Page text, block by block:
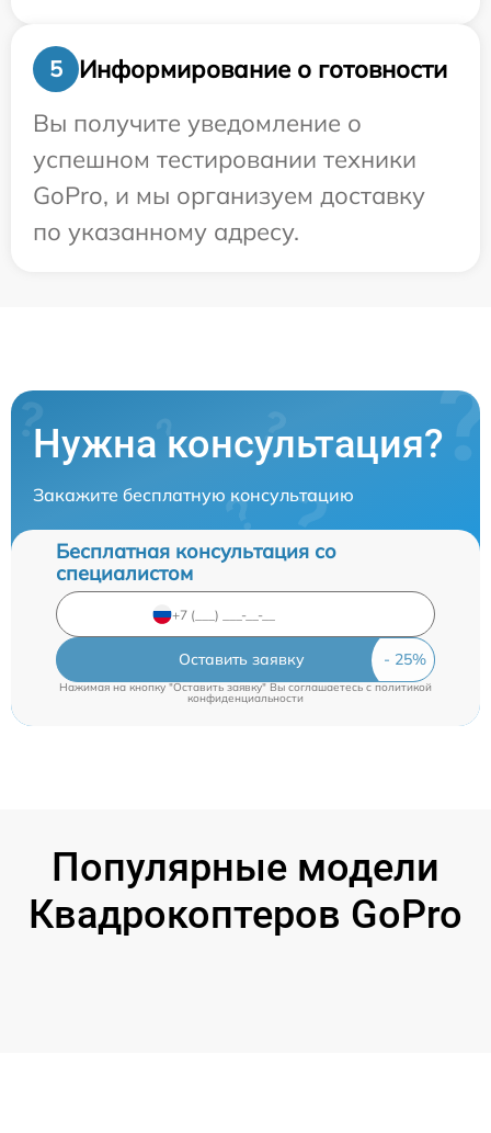
5
Информирование о готовности
Вы получите уведомление о
успешном тестировании техники
GoPro, и мы организуем доставку
по указанному адресу.
Нужна консультация?
Закажите бесплатную консультацию
Бесплатная консультация со
специалистом
Оставить заявку
Нажимая на кнопку "Оставить заявку" Вы соглашаетесь cполитикой
конфиденциальности
Популярные модели
Квадрокоптеров GoPro